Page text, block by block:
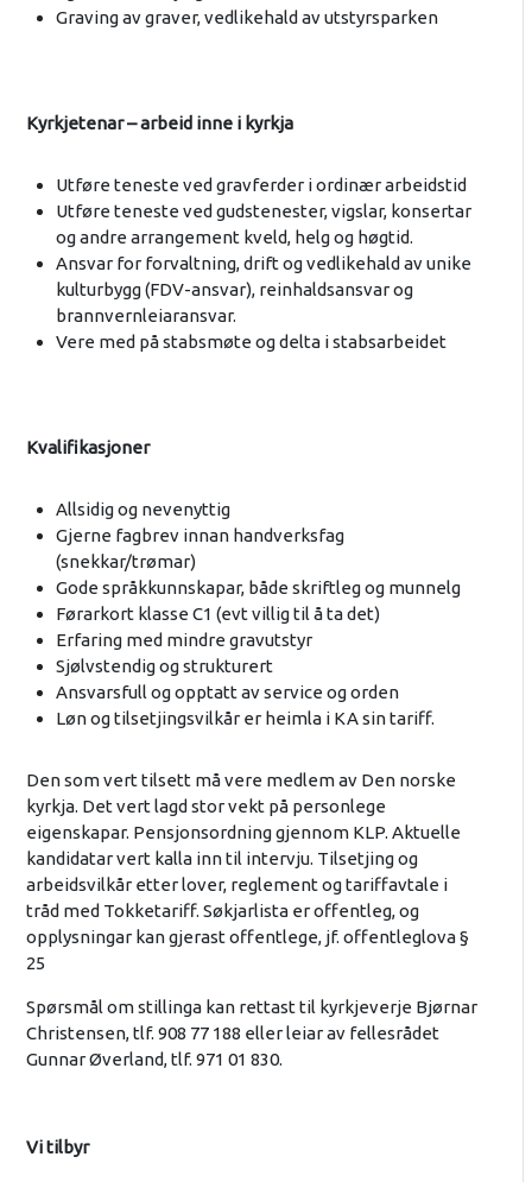
Graving av graver, vedlikehald av utstyrsparken
Kyrkjetenar – arbeid inne i kyrkja
Utføre teneste ved gravferder i ordinær arbeidstid
Utføre teneste ved gudstenester, vigslar, konsertar
og andre arrangement kveld, helg og høgtid.
Ansvar for forvaltning, drift og vedlikehald av unike
kulturbygg (FDV-ansvar), reinhaldsansvar og
brannvernleiaransvar.
Vere med på stabsmøte og delta i stabsarbeidet
Kvalifikasjoner
Allsidig og nevenyttig
Gjerne fagbrev innan handverksfag
(snekkar/trømar)
Gode språkkunnskapar, både skriftleg og munnelg
Førarkort klasse C1 (evt villig til å ta det)
Erfaring med mindre gravutstyr
Sjølvstendig og strukturert
Ansvarsfull og opptatt av service og orden
Løn og tilsetjingsvilkår er heimla i KA sin tariff.
Den som vert tilsett må vere medlem av Den norske
kyrkja. Det vert lagd stor vekt på personlege
eigenskapar. Pensjonsordning gjennom KLP. Aktuelle
kandidatar vert kalla inn til intervju. Tilsetjing og
arbeidsvilkår etter lover, reglement og tariffavtale i
tråd med Tokketariff. Søkjarlista er offentleg, og
opplysningar kan gjerast offentlege, jf. offentleglova §
25
Spørsmål om stillinga kan rettast til kyrkjeverje Bjørnar
Christensen, tlf. 908 77 188 eller leiar av fellesrådet
Gunnar Øverland, tlf. 971 01 830.
Vi tilbyr